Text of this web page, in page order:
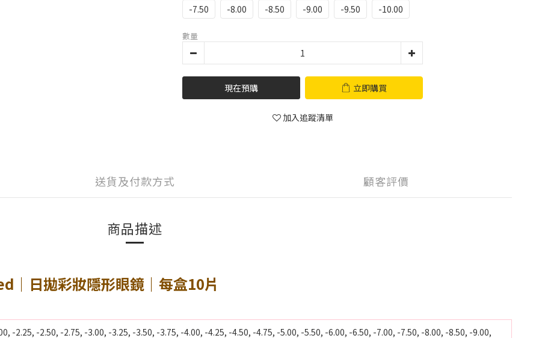
-7.50
-8.00 -8.50 -9.00 -9.50 -10.00
數量
現在預購 立即購買
加入追蹤清單
送貨及付款方式 顧客評價
商品描述
日拋彩妝隱形眼鏡｜每盒10片
-2.25, -2.50, -2.75, -3.00, -3.25, -3.50, -3.75, -4.00, -4.25, -4.50, -4.75, -5.00, -5.50, -6.00, -6.50, -7.00, -7.50, -8.00, -8.50, -9.00,